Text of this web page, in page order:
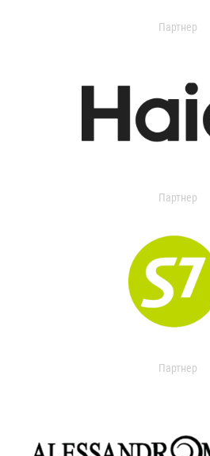
Партнер
Партнер
Партнер